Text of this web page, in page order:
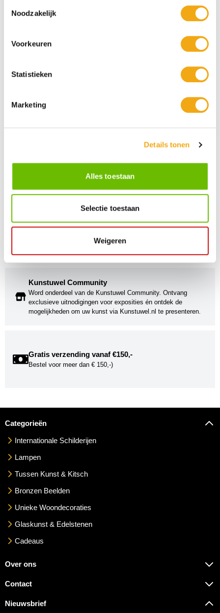
Noodzakelijk
Voorkeuren
Statistieken
Marketing
Details tonen
Alles toestaan
Selectie toestaan
Weigeren
Persoonlijke klantenservice
Maandag t/m vrijdag van 09.00 tot 16.00 staat onze
vakkundige klantenservice klaar.
Kunst voor iedereen
Stijlvolle kunstobjecten voor elke smaak, interieur en/of tuin.
Onze Bronzen Beelden die met vuur tot leven worden
Kunstuwel Community
Word onderdeel van de Kunstuwel Community. Ontvang
exclusieve uitnodigingen voor exposities én ontdek de
mogelijkheden om uw kunst via Kunstuwel.nl te presenteren.
Gratis verzending vanaf €150,-
Bestel voor meer dan € 150,-)
Categorieën
Internationale Schilderijen
Lampen
Tussen Kunst & Kitsch
Bronzen Beelden
Unieke Woondecoraties
Glaskunst & Edelstenen
Cadeaus
Over ons
Contact
Nieuwsbrief